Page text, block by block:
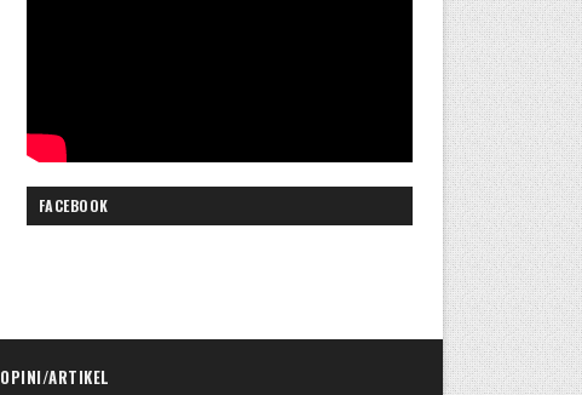
FACEBOOK
OPINI/ARTIKEL